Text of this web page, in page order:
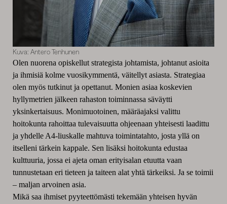
Kuva: Antero Tenhunen
Olen nuorena opiskellut strategista johtamista, johtanut asioita
ja ihmisiä kolme vuosikymmentä, väitellyt asiasta. Strategiaa
olen myös tutkinut ja opettanut. Monien asiaa koskevien
hyllymetrien jälkeen rahaston toiminnassa säväytti
yksinkertaisuus. Monimuotoinen, määräajaksi valittu
hoitokunta rahoittaa tulevaisuutta ohjeenaan yhteisesti laadittu
ja yhdelle A4-liuskalle mahtuva toimintatahto, josta yllä on
itselleni tärkein kappale. Sen lisäksi hoitokunta edustaa
kulttuuria, jossa ei ajeta oman erityisalan etuutta vaan
tunnustetaan eri tieteen ja taiteen alat yhtä tärkeiksi. Ja se toimii
– maljan arvoinen asia.
Mikä saa ihmiset pyyteettömästi tekemään yhteisen hyvän